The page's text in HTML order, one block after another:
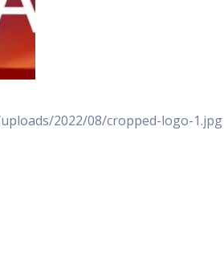
2022/08/cropped-logo-1.jpg